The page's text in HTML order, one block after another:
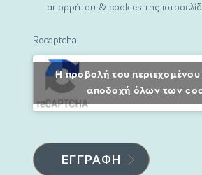
απορρήτου & cookies της
Recaptcha
Η προβολή του περιεχομένου
αποδοχή όλων των